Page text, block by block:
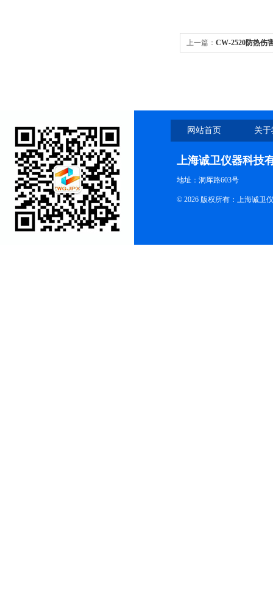
上一篇： CW-2520防热伤
网站首页 关
上海诚卫仪器科技
地址：洞厍路603号
© 2026 版权所有：上海诚卫